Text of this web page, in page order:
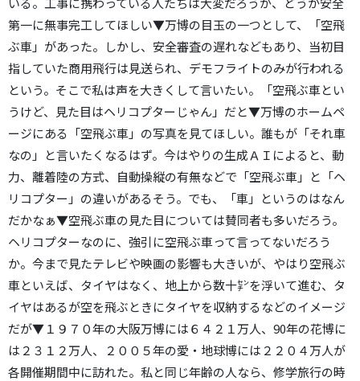
第一に無事完工してほしい▼万博の目玉の一つとして、「空飛
ぶ車」があった。しかし、安全審査の遅れなどもあり、当初目
指していた商用飛行は見送られ、デモフライトのみが行われる
という。そこで私は声を大きくして言いたい。「空飛ぶ車とい
うけど、見た目はヘリコプターじゃん」だと▼万博のホームペ
ージにある「空飛ぶ車」の写真を見てほしい。誰もが「それ車
なの」と言いたくなるはず。今はやりの生成ＡＩによると、動
力、離着陸の方式、自動操縦の有無などで「空飛ぶ車」と「ヘ
リコプター」の違いがあるそう。でも、「車」というのはなん
だかなぁ▼空飛ぶ車の見た目については賛同者も多いだろう。
ヘリコプターなのに、強引に空飛ぶ車って言ってないだろう
か。今まで見たテレビや映画の影響も大きいが、やはり空飛ぶ
車といえば、タイヤはなく、地上から数十㌢を浮いて進む、タ
イヤはあるが空を飛ぶときにタイヤを収納するなどのイメージ
だが▼１９７０年の大阪万博には６４２１万人、90年の花博に
は２３１２万人、２００５年の愛・地球博には２２０４万人が
各開催期間中に訪れた。私と同じ年齢の人なら、修学旅行の時